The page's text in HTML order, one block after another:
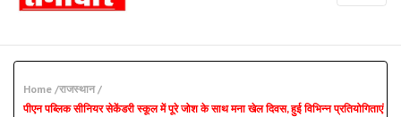
Home /राजस्थान /
पीएन पब्लिक सीनियर सेकेंडरी स्कूल में पूरे जोश के साथ मना खेल दिवस, हुई विभिन्न प्रतियोगिताएं